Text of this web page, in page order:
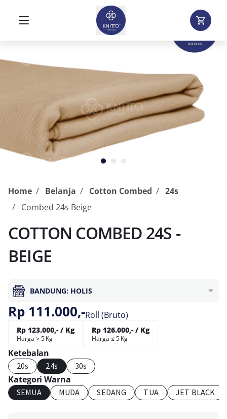
Home Belanja Cotton Combed
24s
Combed 24s Beige
COTTON COMBED 24S -
BEIGE
BANDUNG: HOLIS
Rp 111.000,-Roll (Bruto)
Rp 123.000,- / Kg
Harga > 5 Kg
Rp 126.000,- / Kg
Harga ≤ 5 Kg
Ketebalan
20s 24s 30s
Kategori Warna
SEMUA MUDA SEDANG TUA JET BLACK